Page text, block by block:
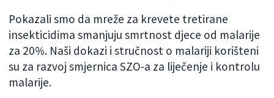
Pokazali smo da mreže za krevete tretirane
insekticidima smanjuju smrtnost djece od malarije
za 20%. Naši dokazi i stručnost o malariji korišteni
su za razvoj smjernica SZO-a za liječenje i kontrolu
malarije.